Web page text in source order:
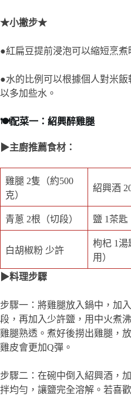
★小撇步★
●紅扁豆提前浸泡可以縮短烹煮
●水的比例可以根據個人對米
以多加些水。
🍽️配菜一：紹興醉雞腿
▶主廚推薦食材：
雞腿 2隻（約500
克）
紹興酒
青蔥 2根（切段） 鹽 1茶匙
白胡椒粉 少許
枸杞 1湯
用）
▶料理步驟
步驟一：將雞腿放入鍋中，加
段，再加入少許鹽，用中火煮
雞腿熟透。煮好後撈出雞腿，
雞皮會更加Q彈。
步驟二：在碗中倒入紹興酒，
拌均勻，讓鹽完全溶解。若喜